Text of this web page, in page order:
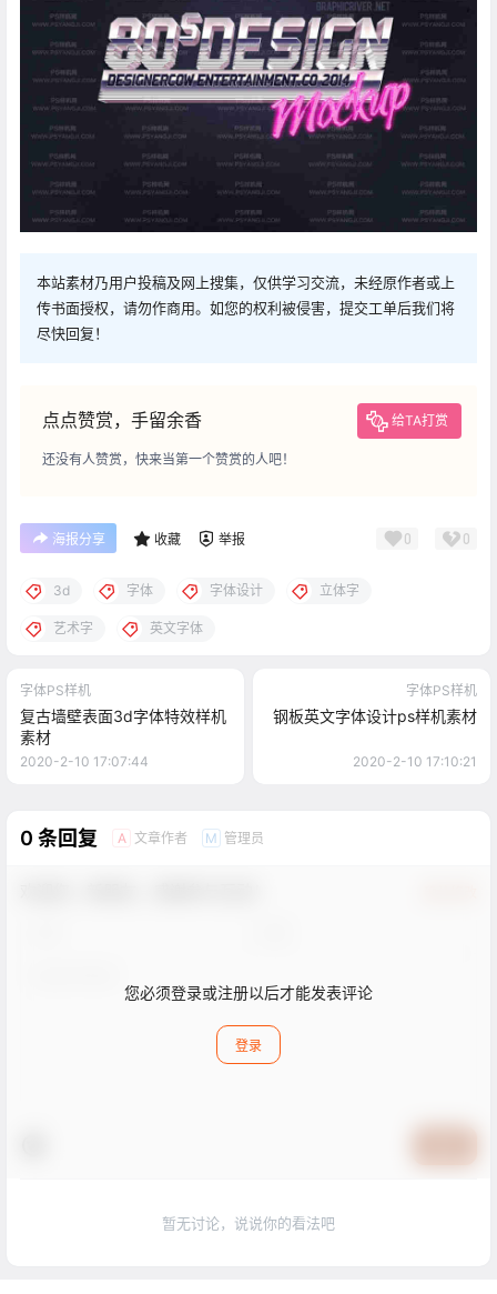
本站素材乃用户投稿及网上搜集，仅供学习交流，未经原作者或上
传书面授权，请勿作商用。如您的权利被侵害，提交工单后我们将
尽快回复！
点点赞赏，手留余香 给TA打赏
还没有人赞赏，快来当第一个赞赏的人吧！
海报分享 收藏 举报 0 0
3d 字体 字体设计 立体字
艺术字 英文字体
字体PS样机
复古墙壁表面3d字体特效样机
素材
2020-2-10 17:07:44
字体PS样机
钢板英文字体设计ps样机素材
2020-2-10 17:10:21
0 条回复 A 文章作者 M 管理员
您必须登录或注册以后才能发表评论
登录
暂无讨论，说说你的看法吧